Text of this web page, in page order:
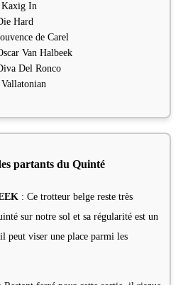
Kaxig In
Hard
de Carel
Van Halbeek
Del Ronco
Vallatonian
partants du Quinté
: Ce trotteur belge reste très
sur notre sol et sa régularité est un
peut viser une place parmi les